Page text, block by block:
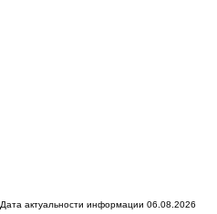
Дата актуальности информации 06.08.2026